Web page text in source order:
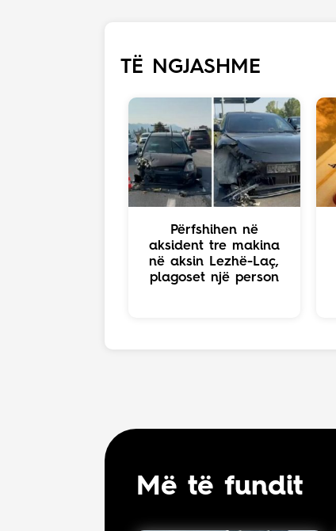
TË NGJASHME
Përfshihen në
aksident tre makina
në aksin Lezhë-Laç,
plagoset një person
Më të fundit